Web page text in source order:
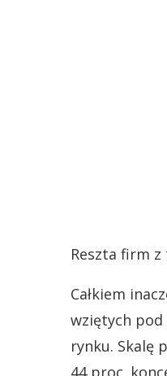
Reszta firm
Całkiem
wziętych pod
rynku. Skalę
44 proc.